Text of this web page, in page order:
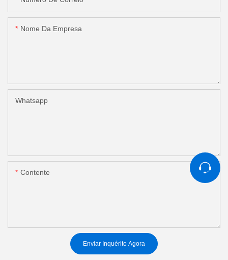
Nome Da Empresa
Whatsapp
Contente
Enviar Inquérito Agora